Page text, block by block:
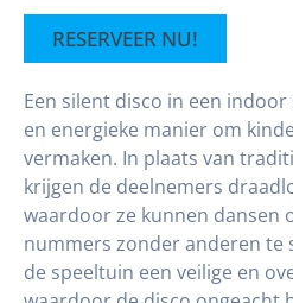
RESERVEER NU!
Een silent disco in een
en energieke manier om
vermaken. In plaats van
krijgen de deelnemers
waardoor ze kunnen dansen
nummers zonder anderen te
de speeltuin een veilige en